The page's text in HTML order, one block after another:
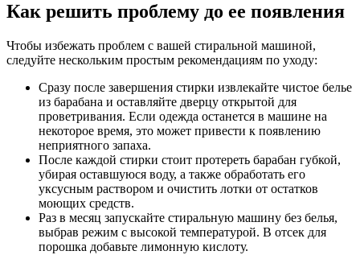
Как решить проблему до ее появления
Чтобы избежать проблем с вашей стиральной машиной,
следуйте нескольким простым рекомендациям по уходу:
Сразу после завершения стирки извлекайте чистое белье
из барабана и оставляйте дверцу открытой для
проветривания. Если одежда останется в машине на
некоторое время, это может привести к появлению
неприятного запаха.
После каждой стирки стоит протереть барабан губкой,
убирая оставшуюся воду, а также обработать его
уксусным раствором и очистить лотки от остатков
моющих средств.
Раз в месяц запускайте стиральную машину без белья,
выбрав режим с высокой температурой. В отсек для
порошка добавьте лимонную кислоту.